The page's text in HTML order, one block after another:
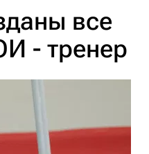
все
- тренер